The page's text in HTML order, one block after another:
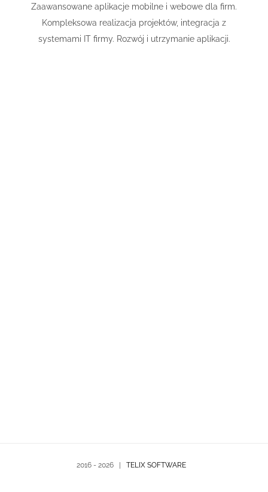
Zaawansowane aplikacje mobilne i webowe dla firm.
Kompleksowa realizacja projektów, integracja z
systemami IT firmy. Rozwój i utrzymanie aplikacji.
2016 - 2026 | TELIX SOFTWARE